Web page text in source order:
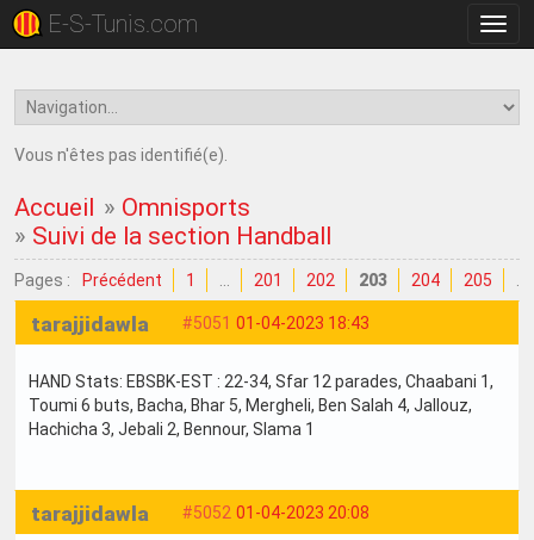
la
E-S-Tunis.com
Vous n'êtes pas identifié(e).
Accueil » Omnisports
» Suivi de la section Handball
Pages : Précédent 1 201 202 203 204 205
#5051 01-04-2023 18:43
tarajjidawla
HAND Stats: EBSBK-EST : 22-34, Sfar 12 parades, Chaabani 1,
Toumi 6 buts, Bacha, Bhar 5, Mergheli, Ben Salah 4, Jallouz,
Hachicha 3, Jebali 2, Bennour, Slama 1
#5052 01-04-2023 20:08
tarajjidawla